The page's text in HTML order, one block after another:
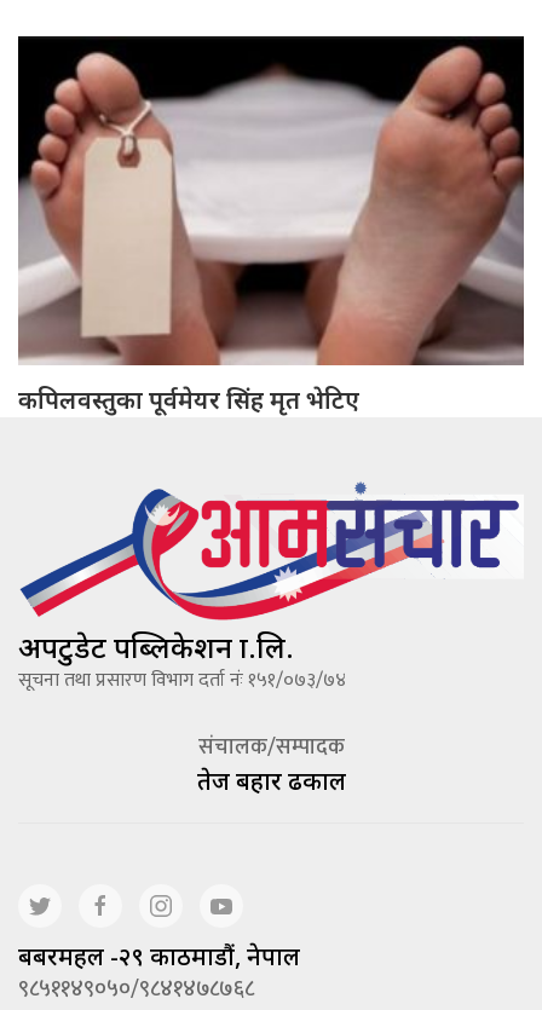
कपिलवस्तुका पूर्वमेयर सिंह मृत भेटिए
अपटुडेट पब्लिकेशन प्रा.लि.
सूचना तथा प्रसारण विभाग दर्ता नंः १५१/०७३/७४
संचालक/सम्पादक
तेज बहादूर ढकाल
बबरमहल -२९ काठमाडौं, नेपाल
९८५११४९०५०/९८४१४७८७६८